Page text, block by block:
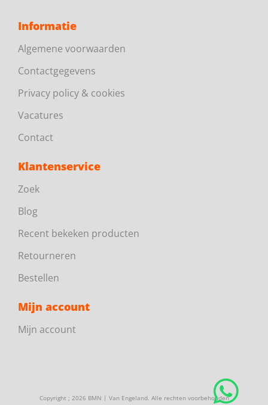
Informatie
Algemene voorwaarden
Contactgegevens
Privacy policy & cookies
Vacatures
Contact
Klantenservice
Zoek
Blog
Recent bekeken producten
Retourneren
Bestellen
Mijn account
Mijn account
Copyright ; 2026 BMN | Van Engeland. Alle rechten voorbehouden